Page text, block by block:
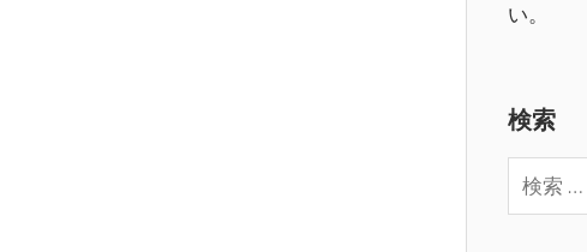
い。
検索